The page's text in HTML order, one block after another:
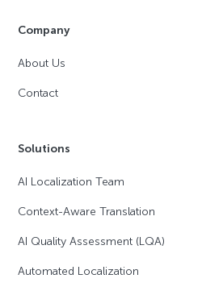
Company
About Us
Contact
Solutions
AI Localization Team
Context-Aware Translation
AI Quality Assessment (LQA)
Automated Localization